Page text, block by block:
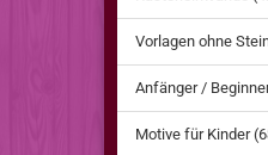
Vorlagen ohne
Anfänger /
Motive für Kinder